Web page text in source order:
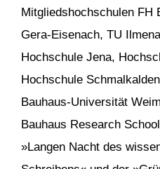
Mitgliedshochschulen FH
Gera-Eisenach, TU
Hochschule Jena,
Hochschule
Bauhaus-Universität
Bauhaus Research
»Langen Nacht des